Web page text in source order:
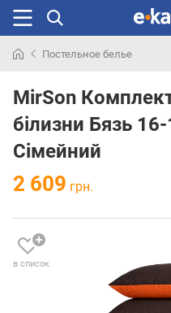
раньше
Постельное белье
MirSon
білизни Бязь
Сімейний
2 609 грн.
в список